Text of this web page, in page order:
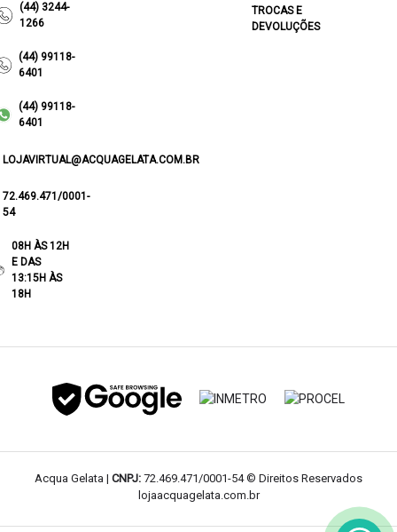
(44) 3244-
1266
(44) 99118-
6401
(44) 99118-
6401
LOJAVIRTUAL@ACQUAGELATA.COM.BR
72.469.471/0001-
54
08H ÀS 12H
E DAS
13:15H ÀS
18H
TROCAS E
DEVOLUÇÕES
Acqua Gelata | CNPJ: 72.469.471/0001-54 © Direitos Reservados
lojaacquagelata.com.br